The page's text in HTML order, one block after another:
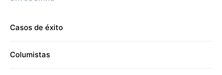
Casos de éxito
Columistas